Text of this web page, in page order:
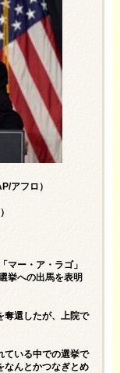
アフロ）
ー・ア・ラゴ」
挙への出馬を表明
奪還したが、上院で
ている中での選挙で
なんとかつなぎとめ